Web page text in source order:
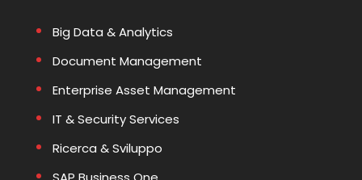
Big Data & Analytics
Document Management
Enterprise Asset Management
IT & Security Services
Ricerca & Sviluppo